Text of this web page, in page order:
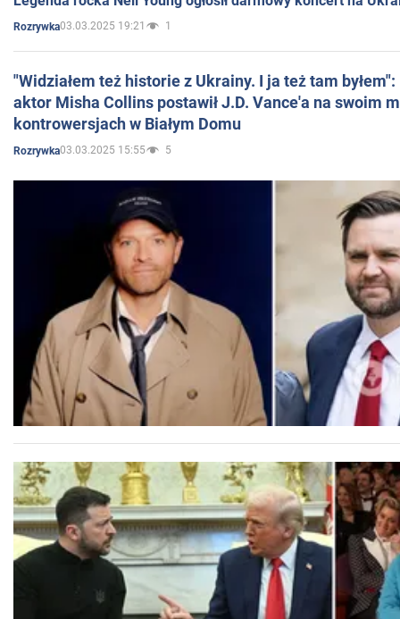
Rozrywka03.03.2025 19:21 1
"Widziałem też historie z Ukrainy. I ja też tam
aktor Misha Collins postawił J.D. Vance'a na swoim
kontrowersjach w Białym Domu
Rozrywka03.03.2025 15:55 5